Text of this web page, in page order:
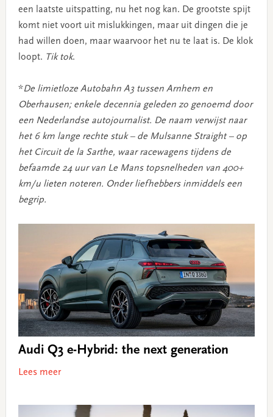
een laatste uitspatting, nu het nog kan. De grootste spijt
komt niet voort uit mislukkingen, maar uit dingen die je
had willen doen, maar waarvoor het nu te laat is. De klok
loopt. Tik tok.
*De limietloze Autobahn A3 tussen Arnhem en
Oberhausen; enkele decennia geleden zo genoemd door
een Nederlandse autojournalist. De naam verwijst naar
het 6 km lange rechte stuk – de Mulsanne Straight – op
het Circuit de la Sarthe, waar racewagens tijdens de
befaamde 24 uur van Le Mans topsnelheden van 400+
km/u lieten noteren. Onder liefhebbers inmiddels een
begrip.
Audi Q3 e-Hybrid: the next generation
Lees meer